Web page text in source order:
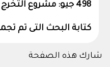
498 جيو: مشروع التخرج (2) 3(0+0+
كتابة البحث التى تم
شارك هذه الصفحة